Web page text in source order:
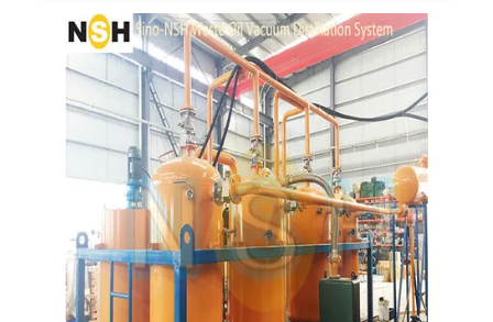
PLAN
PRIVACY
POLICY